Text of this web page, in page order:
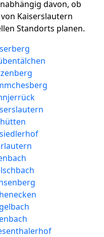
davon, ob
Kaiserslautern
Standorts planen.